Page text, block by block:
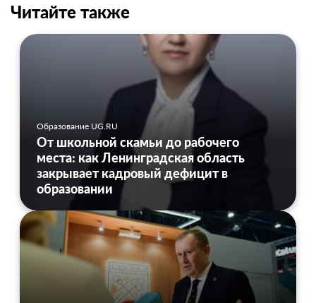
Читайте также
Образование UG.RU
От школьной скамьи до рабочего
места: как Ленинградская область
закрывает кадровый дефицит в
образовании